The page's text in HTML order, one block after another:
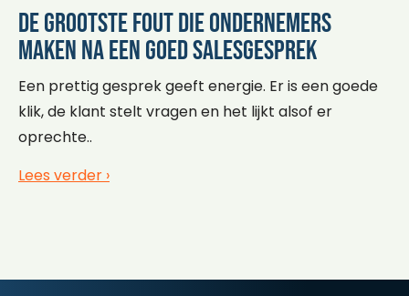
De grootste fout die ondernemers
maken na een goed salesgesprek
Een prettig gesprek geeft energie. Er is een goede
klik, de klant stelt vragen en het lijkt alsof er
oprechte..
Lees verder ›